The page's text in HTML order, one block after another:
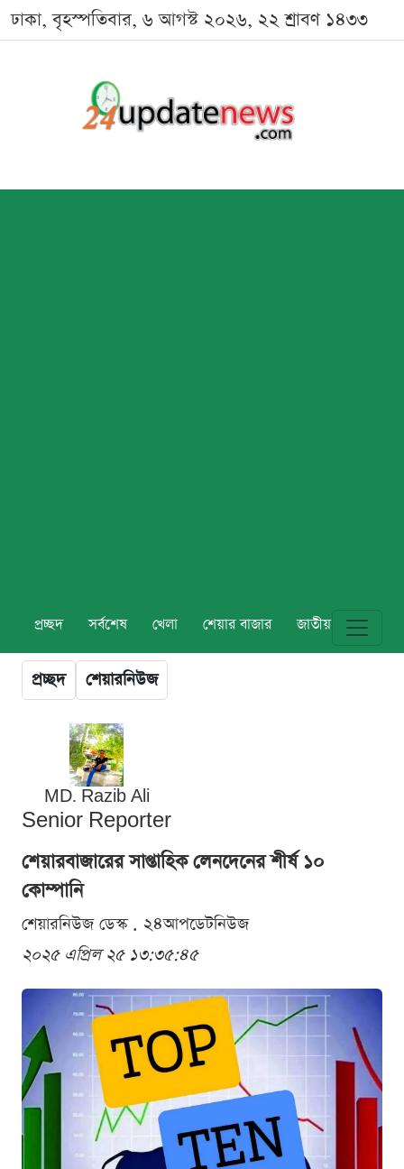
ঢাকা, বৃহস্পতিবার, ৬ আগস্ট ২০২৬, ২২ শ্রাবণ ১৪৩৩
প্রচ্ছদ সর্বশেষ খেলা শেয়ার বাজার জাতীয় বিশ্ব
প্রচ্ছদ শেয়ারনিউজ
MD. Razib Ali
Senior Reporter
শেয়ারবাজারের সাপ্তাহিক লেনদেনের শীর্ষ ১০
কোম্পানি
শেয়ারনিউজ ডেস্ক . ২৪আপডেটনিউজ
২০২৫ এপ্রিল ২৫ ১৩:৩৫:৪৫